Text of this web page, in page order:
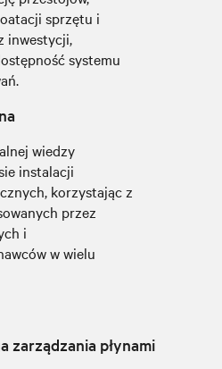
sprzętu i
inwestycji,
systemu
wiedzy
instalacji
korzystając z
przez
i
w wielu
zarządzania płynami